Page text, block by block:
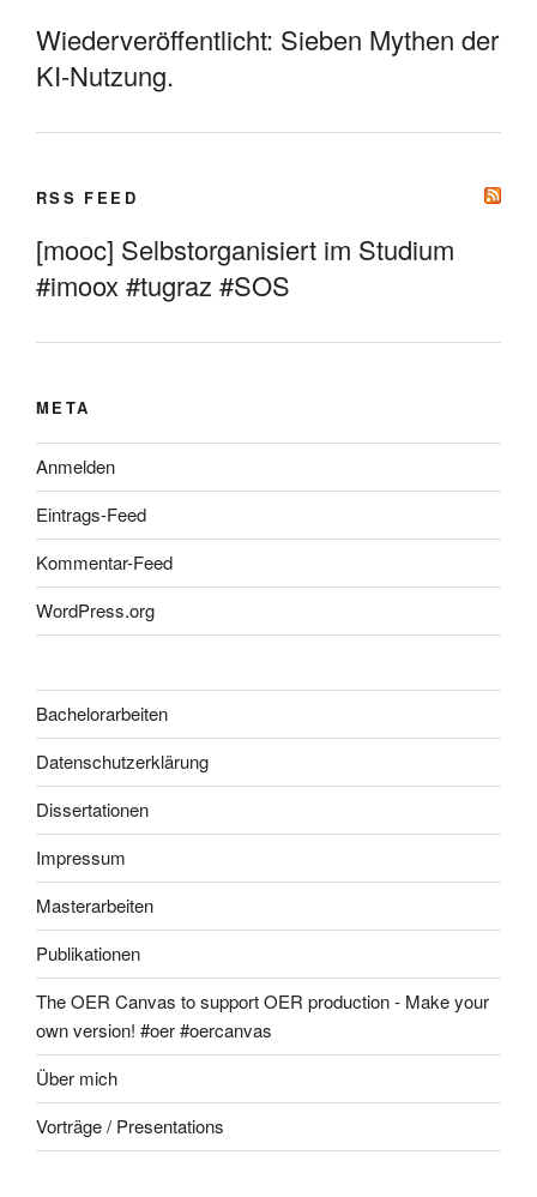
Wiederveröffentlicht: Sieben Mythen der
KI-Nutzung.
RSS FEED
[mooc] Selbstorganisiert im Studium
#imoox #tugraz #SOS
META
Anmelden
Eintrags-Feed
Kommentar-Feed
WordPress.org
Bachelorarbeiten
Datenschutzerklärung
Dissertationen
Impressum
Masterarbeiten
Publikationen
The OER Canvas to support OER production - Make your
own version! #oer #oercanvas
Über mich
Vorträge / Presentations